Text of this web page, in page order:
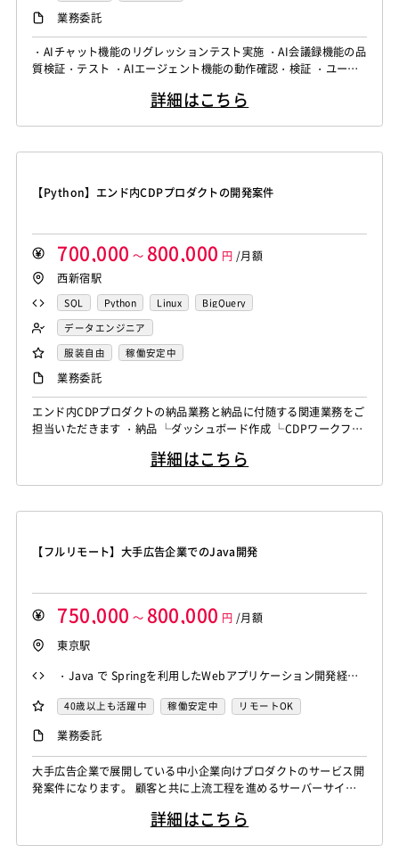
業務委託
・AIチャット機能のリグレッションテスト実施 ・AI会議録機能の品
質検証・テスト ・AIエージェント機能の動作確認・検証 ・ユーザ
メンテナンス ・バグレポートの作成・管理 ・開発チームとの連携
詳細はこちら
【Python】エンド内CDPプロダクトの開発案件
700,000 ～ 800,000 円 /月額
西新宿駅
SQL Python Linux
BigQuery
データエンジニア
服装自由
稼働安定中
業務委託
エンド内CDPプロダクトの納品業務と納品に付随する関連業務をご
担当いただきます ・納品 └ダッシュボード作成 └CDPワークフロ
運用 ・顧客対応（要件定義） ・データ連携バッチの開発
詳細はこちら
【フルリモート】大手広告企業でのJava開発
750,000 ～ 800,000 円 /月額
東京駅
・Java で Springを利用したWebアプリケーション開発経験
・2名～4名以上のメンバーを有するチームマネジメント経験
（1年以上） ・要件定義～本番リリースまでのマネジメント経
験 ・課題解決し、プロジェクトを完了まで導くことができる
・顧客の主張や状況を理解、整理しながら、議論できる
40歳以上も活躍中 稼働安定中 リモートOK
業務委託
大手広告企業で展開している中小企業向けプロダクトのサービス開
発案件になります。 顧客と共に上流工程を進めるサーバーサイド
管理（進行状況の監視、投入リソース管理、結果の品質管理、技術
詳細はこちら